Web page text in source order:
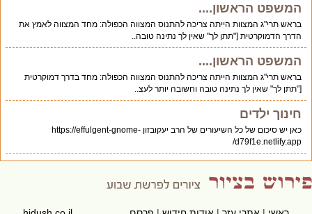
המשפט הראשון....
בראש תרי"ג המצוות הייתה צריכה להתנוס המצווה הכפולה: מחד המצווה לאמץ את
הדרך הדמוקרטית ["תתן לך" שאין לך נתינה טובה..
המשפט הראשון....
בראש תרי"ג המצוות הייתה צריכה להתנוס המצווה הכפולה: מחד בדרך דמוקרטית
["תתן לך" שאין לך נתינה טובה וחשובה יותר לעצ..
חינוך ילדים
כאן יש סיכום של כל השיעורים של הרב יעקובזון https://effulgent-gnome-
d79f1e.netlify.app/